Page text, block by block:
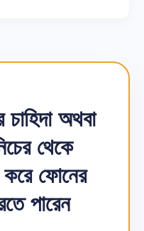
অথবা
থেকে
করে ফোনের
পারেন